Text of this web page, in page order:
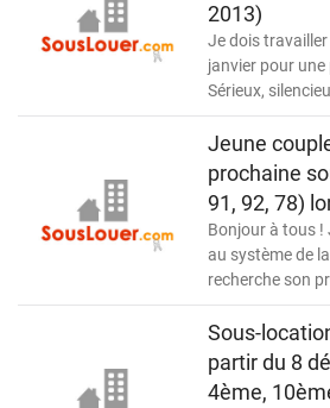
2013)
Je dois
janvier pour une
Sérieux,
Jeune
prochaine
91, 92, 78)
Bonjour à tous !
au système de
recherche son
Sous-
partir du 8
4ème,